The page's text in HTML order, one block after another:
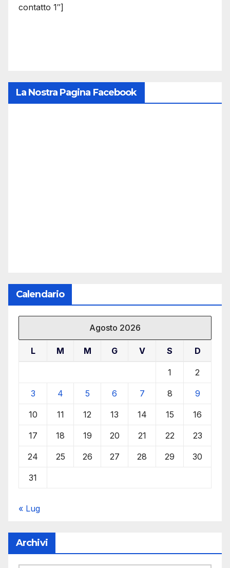
contatto 1″]
La Nostra Pagina Facebook
Calendario
Agosto 2026
L M M G V S D
1 2
3 4 5 6 7 8 9
10 11 12 13 14 15 16
17 18 19 20 21 22 23
24 25 26 27 28 29 30
31
« Lug
Archivi